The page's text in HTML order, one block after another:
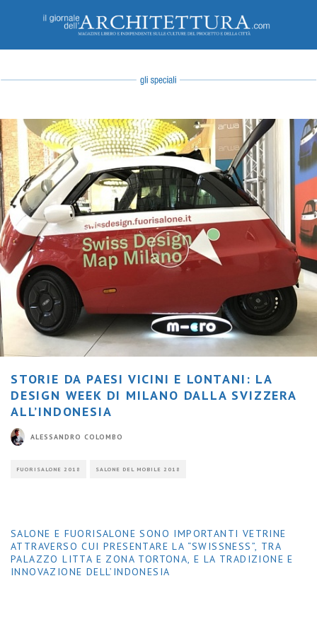
STORIE DA PAESI VICINI E LONTANI: LA
DESIGN WEEK DI MILANO DALLA SVIZZERA
ALL’INDONESIA
ALESSANDRO COLOMBO
FUORISALONE 2018 SALONE DEL MOBILE 2018
SALONE E FUORISALONE SONO IMPORTANTI VETRINE
ATTRAVERSO CUI PRESENTARE LA “SWISSNESS”, TRA
PALAZZO LITTA E ZONA TORTONA, E LA TRADIZIONE E
INNOVAZIONE DELL’INDONESIA